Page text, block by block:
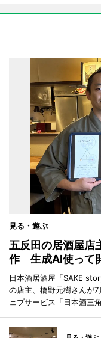
見る・遊ぶ
五反田の居酒屋店
作 生成AI使って
日本酒居酒屋「SAKE
の店主、橋野元樹さんが
ェブサービス「日本酒三